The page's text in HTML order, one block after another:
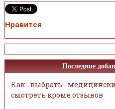
Нравится
Последние
Как выбрать
смотреть кроме отзывов